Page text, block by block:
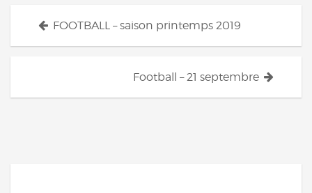
Navigation
des
FOOTBALL – saison printemps 2019
Football – 21 septembre